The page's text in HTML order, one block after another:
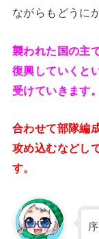
ながらもどうに
襲われた国の主
復興していくと
受けていきます。
合わせて部隊編
攻め込むなどし
す。